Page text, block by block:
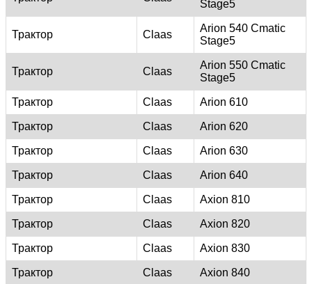
Stage5
Трактор Claas
Arion 540 Cmatic
Stage5
Трактор Claas
Arion 550 Cmatic
Stage5
Трактор Claas Arion 610
Трактор Claas Arion 620
Трактор Claas Arion 630
Трактор Claas Arion 640
Трактор Claas Axion 810
Трактор Claas Axion 820
Трактор Claas Axion 830
Трактор Claas Axion 840